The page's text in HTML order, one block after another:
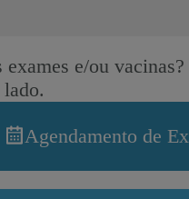
exames e/ou vacinas?
Agendamento de